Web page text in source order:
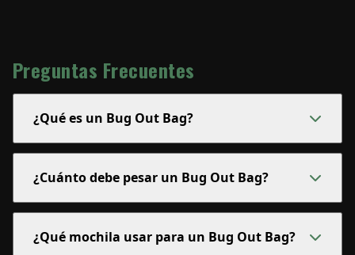
Preguntas Frecuentes
¿Qué es un Bug Out Bag?
¿Cuánto debe pesar un Bug Out Bag?
¿Qué mochila usar para un Bug Out Bag?